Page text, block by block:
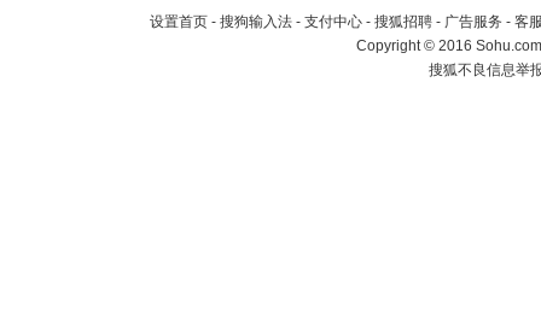
设置首页 - 搜狗输入法 - 支付中心 - 搜狐招聘 - 广告服务 - 客
Copyright©2016
搜狐不良信息举